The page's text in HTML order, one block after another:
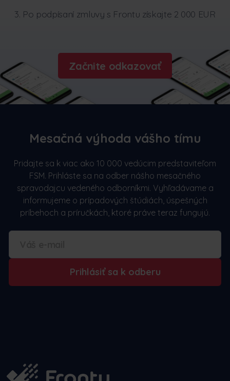
3. Po podpísaní zmluvy s Frontu získajte 2 000 EUR
Začnite odkazovať
Mesačná výhoda vášho tímu
Pridajte sa k viac ako 10 000 vedúcim predstaviteľom
FSM. Prihláste sa na odber nášho mesačného
spravodajcu vedeného odborníkmi. Vyhľadávame a
informujeme o prípadových štúdiách, úspešných
príbehoch a príručkách, ktoré práve teraz fungujú.
Prihlásiť sa k odberu